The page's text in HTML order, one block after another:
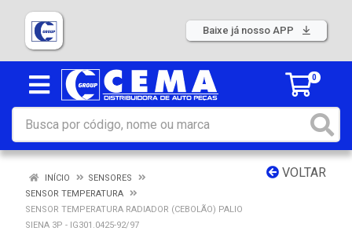
Baixe já nosso APP
0
VOLTAR
INÍCIO
SENSORES
SENSOR TEMPERATURA
SENSOR TEMPERATURA RADIADOR (CEBOLÃO) PALIO
SIENA 3P - IG301.0425-92/97